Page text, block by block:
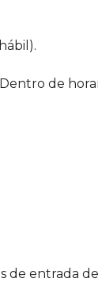
de
de entrada